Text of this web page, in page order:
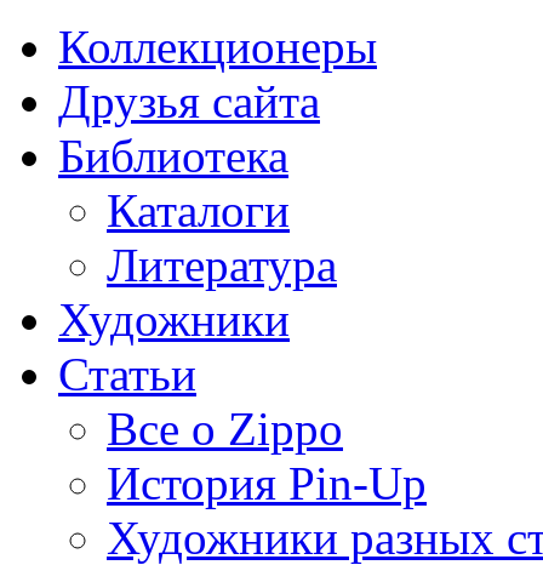
Коллекционеры
Друзья сайта
Библиотека
Каталоги
Литература
Художники
Статьи
Все о Zippo
История Pin-Up
Художники разных